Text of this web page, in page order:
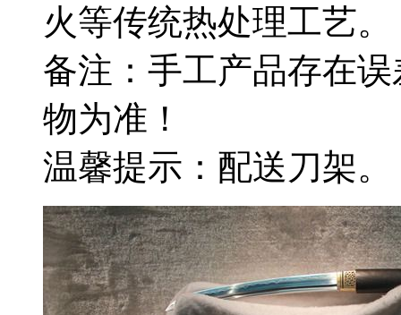
火等传统热处理工艺。
备注：手工产品存在
物为准！
温馨提示：配送刀架。